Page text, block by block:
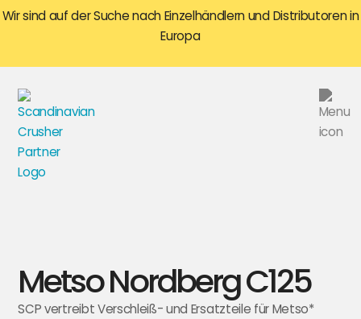
Wir sind auf der Suche nach Einzelhändlern und Distributoren in
Europa
Metso Nordberg C125
SCP vertreibt Verschleiß- und Ersatzteile für Metso*